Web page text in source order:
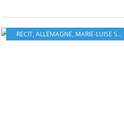
RECIT, ALLEMAGNE, MARIE-LUISE SCHERER